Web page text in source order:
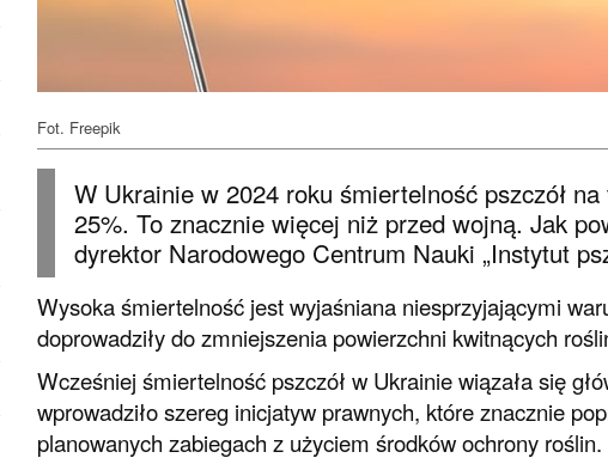
Fot. Freepik
W Ukrainie w 2024 roku śmiertelność pszczół
25%. To znacznie więcej niż przed wojną. Jak
dyrektor Narodowego Centrum Nauki „Instytut
Wysoka śmiertelność jest wyjaśniana niesprzyjającymi
doprowadziły do zmniejszenia powierzchni kwitnących
Wcześniej śmiertelność pszczół w Ukrainie wiązała się
wprowadziło szereg inicjatyw prawnych, które znacznie
planowanych zabiegach z użyciem środków ochrony roślin.